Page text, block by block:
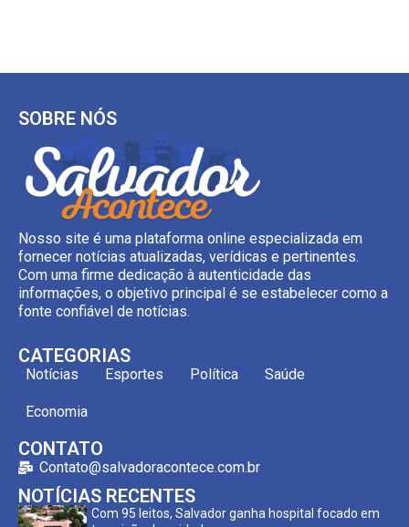
SOBRE NÓS
Nosso site é uma plataforma online especializada em
fornecer notícias atualizadas, verídicas e pertinentes.
Com uma firme dedicação à autenticidade das
informações, o objetivo principal é se estabelecer como a
fonte confiável de notícias.
CATEGORIAS
Notícias Esportes Política Saúde
Economia
CONTATO
Contato@salvadoracontece.com.br
NOTÍCIAS RECENTES
Com 95 leitos, Salvador ganha hospital focado em